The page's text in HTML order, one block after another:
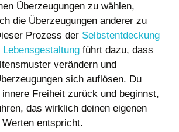
Überzeugungen zu wählen,
die Überzeugungen anderer zu
Prozess der Selbstentdeckung
Lebensgestaltungführt dazu, dass
verändern und
sich auflösen. Du
Freiheit zurück und beginnst,
das wirklich deinen eigenen
entspricht.